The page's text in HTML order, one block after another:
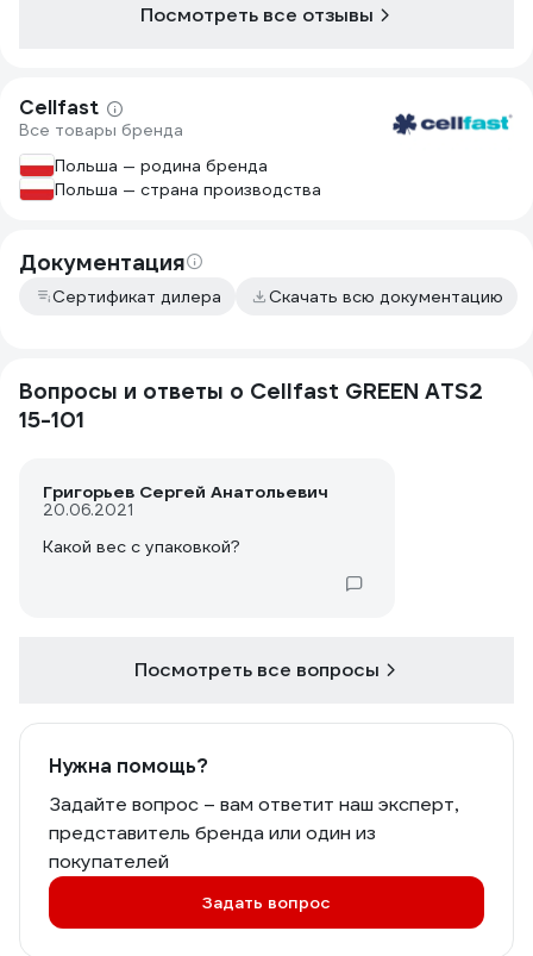
Посмотреть все отзывы
Cellfast
Все товары бренда
Польша — родина бренда
Польша — страна производства
Документация
Сертификат дилера Скачать всю документацию
Вопросы и ответы о Cellfast GREEN ATS2
15-101
Григорьев Сергей Анатольевич
20.06.2021
Какой вес с упаковкой?
Посмотреть все вопросы
Нужна помощь?
Задайте вопрос – вам ответит наш эксперт,
представитель бренда или один из
покупателей
Задать вопрос